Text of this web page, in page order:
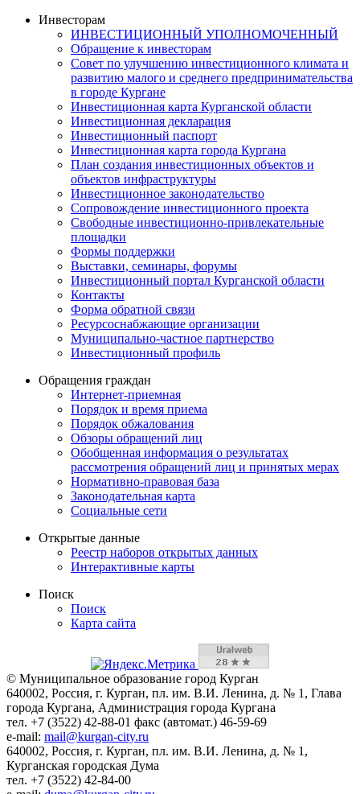
Инвесторам
ИНВЕСТИЦИОННЫЙ УПОЛНОМОЧЕННЫЙ
Обращение к инвесторам
Совет по улучшению инвестиционного климата и
развитию малого и среднего предпринимательства
в городе Кургане
Инвестиционная карта Курганской области
Инвестиционная декларация
Инвестиционный паспорт
Инвестиционная карта города Кургана
План создания инвестиционных объектов и
объектов инфраструктуры
Инвестиционное законодательство
Сопровождение инвестиционного проекта
Свободные инвестиционно-привлекательные
площадки
Формы поддержки
Выставки, семинары, форумы
Инвестиционный портал Курганской области
Контакты
Форма обратной связи
Ресурсоснабжающие организации
Муниципально-частное партнерство
Инвестиционный профиль
Обращения граждан
Интернет-приемная
Порядок и время приема
Порядок обжалования
Обзоры обращений лиц
Обобщенная информация о результатах
рассмотрения обращений лиц и принятых мерах
Нормативно-правовая база
Законодательная карта
Социальные сети
Открытые данные
Реестр наборов открытых данных
Интерактивные карты
Поиск
Поиск
Карта сайта
© Муниципальное образование город Курган
640002, Россия, г. Курган, пл. им. В.И. Ленина, д. № 1, Глава
города Кургана, Администрация города Кургана
тел. +7 (3522) 42-88-01 факс (автомат.) 46-59-69
e-mail: mail@kurgan-city.ru
640002, Россия, г. Курган, пл. им. В.И. Ленина, д. № 1,
Курганская городская Дума
тел. +7 (3522) 42-84-00